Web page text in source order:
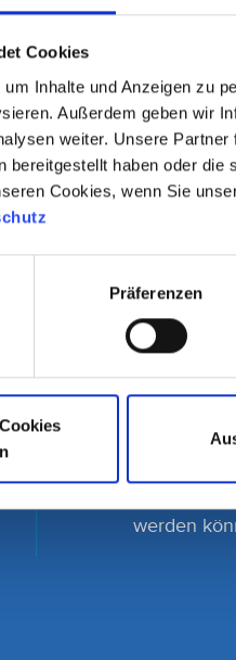
Cookies
Inhalte und Anzeigen zu
Außerdem geben wir
weiter. Unsere
bereitgestellt haben oder
Cookies, wenn Sie
Präferenzen
Mo. -
Fr.
Für
werden